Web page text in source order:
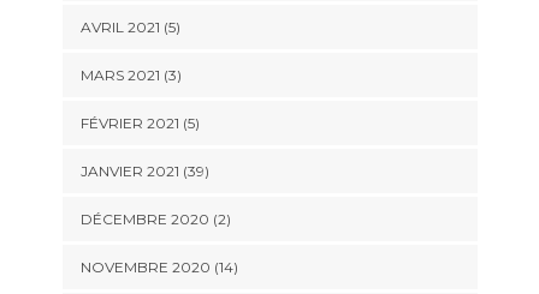
AVRIL 2021 (5)
MARS 2021 (3)
FÉVRIER 2021 (5)
JANVIER 2021 (39)
DÉCEMBRE 2020 (2)
NOVEMBRE 2020 (14)